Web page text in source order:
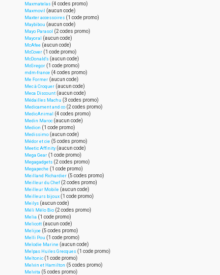
Maxmatelas (4 codes promo)
Maxmovil (aucun code)
Maxter accessoires (1 code promo)
Maybibou (aucun code)
Mayo Parasol (2 codes promo)
Mayoral (aucun code)
McAfee (aucun code)
McCover (1 code promo)
McDonald's (aucun code)
McGregor (1 code promo)
mdm-france (4 codes promo)
Me Former (aucun code)
Mec à Croquer (aucun code)
Meca Discount (aucun code)
Médailles Machu (3 codes promo)
Medicament and co (2 codes promo)
MedicAnimal (4 codes promo)
Medin Maroc (aucun code)
Medion (1 code promo)
Medissimo (aucun code)
Médor et cie (5 codes promo)
Meetic Affinity (aucun code)
Mega Gear (1 code promo)
Megagadgets (2 codes promo)
Megapeche (1 code promo)
Meilland Richardier (5 codes promo)
Meilleur du Chef (2 codes promo)
Meilleur Mobile (aucun code)
Meilleurs bijoux (1 code promo)
Meilys (aucun code)
Méli Mélo Bio (2 codes promo)
Melia (1 code promo)
Melicott (aucun code)
Melijoe (5 codes promo)
Melli Pou (1 code promo)
Melodie Marine (aucun code)
Melpas Huiles Grecques (1 code promo)
Meltonic (1 code promo)
Melvin et Hamilton (5 codes promo)
Melvita (5 codes promo)